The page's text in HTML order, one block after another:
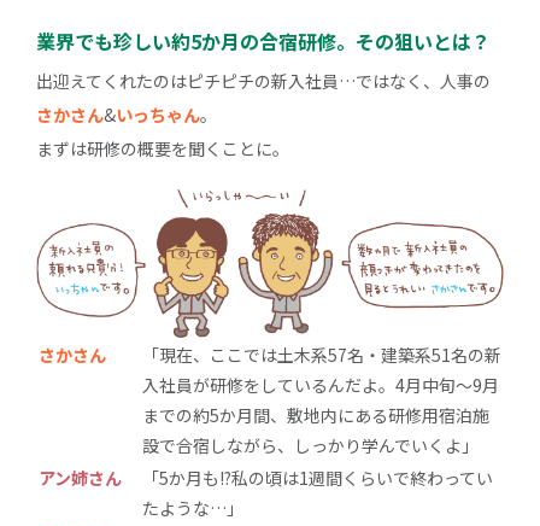
業界でも珍しい約5か月の合宿研修。その狙いとは？
出迎えてくれたのはピチピチの新入社員…ではなく、人事の
さかさん&いっちゃん。
まずは研修の概要を聞くことに。
さかさん
「現在、ここでは土木系57名・建築系51名の新
入社員が研修をしているんだよ。4月中旬〜9月
までの約5か月間、敷地内にある研修用宿泊施
設で合宿しながら、しっかり学んでいくよ」
アン姉さん
「5か月も!?私の頃は1週間くらいで終わってい
たような…」